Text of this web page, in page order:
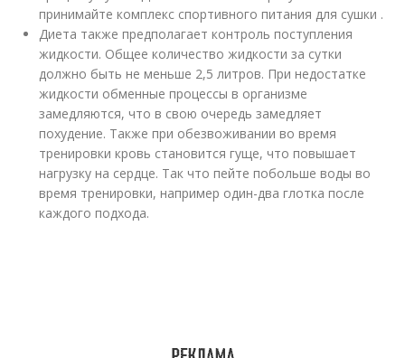
принимайте комплекс спортивного питания для сушки .
Диета также предполагает контроль поступления
жидкости. Общее количество жидкости за сутки
должно быть не меньше 2,5 литров. При недостатке
жидкости обменные процессы в организме
замедляются, что в свою очередь замедляет
похудение. Также при обезвоживании во время
тренировки кровь становится гуще, что повышает
нагрузку на сердце. Так что пейте побольше воды во
время тренировки, например один-два глотка после
каждого подхода.